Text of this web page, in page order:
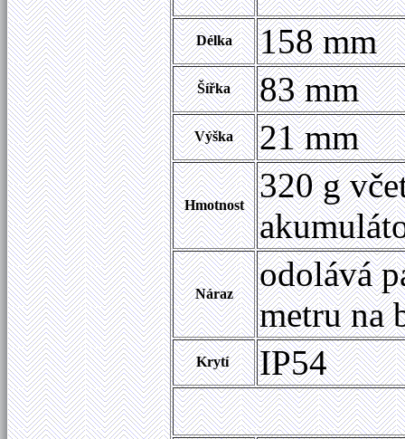
Délka 158 mm
Šířka 83 mm
Výška 21 mm
Hmotnost
320 g
Náraz
odolává
metru na
Krytí IP54